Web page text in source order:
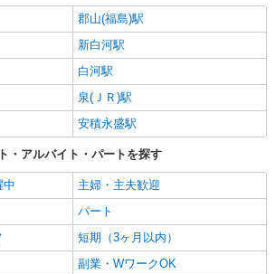
郡山(福島)駅
新白河駅
白河駅
泉(ＪＲ)駅
安積永盛駅
・アルバイト・パートを探す
中
主婦・主夫歓迎
パート
短期（3ヶ月以内）
副業・WワークOK